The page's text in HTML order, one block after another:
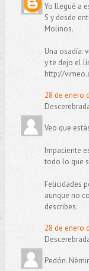
Yo llegué a
S y desde
Molinos.
Una osadía:
y te dejo el
http://
28 de enero
Veo que
Impaciente
todo lo que
Felicidades
aunque no
describes.
28 de enero
Pedón.